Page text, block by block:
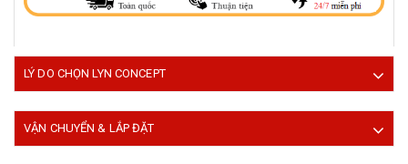
LÝ DO CHỌN LYN CONCEPT
VẬN CHUYỂN & LẮP ĐẶT